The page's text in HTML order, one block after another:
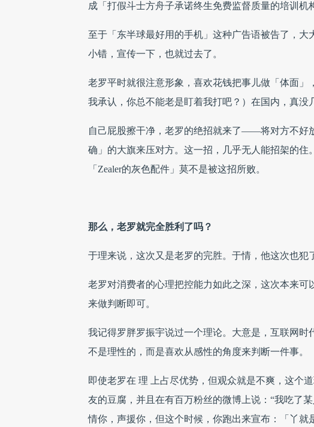
成「打假斗士方舟子承诺终生免费监督质量的培训机
至于「东半球最好用的手机」这种广告语被告了，
小错，宣传一下，也就过去了。
老罗平时就很注意形象，喜欢花钱把事儿做「体面」
我承认，你总不能老是盯着我打吧？）在国内，真没
自己屁股擦干净，老罗的绝招就来了——将对方不好
确」的大旗来压对方。这一招，几乎无人能招架的住
「Zealer的灰色配件」莫不是被这招所败。
那么，老罗就完全胜利了吗？
于理来说，这次又是老罗的完胜。于情，他这次也
老罗对消费者的心理把控能力如此之深，这次本来
来做判断即可。
我记得罗胖罗振宇说过一个理论。大意是，互联网
不是理性的，而是喜欢从感性的角度来判断一件事。
即使老罗在 理 上占尽优势，但观众就是不爽，这个
友的豆腐，并且在有百万粉丝的微博上说：“我吃了
情你，声援你，但这个时候，你跑出来宣布：「丫